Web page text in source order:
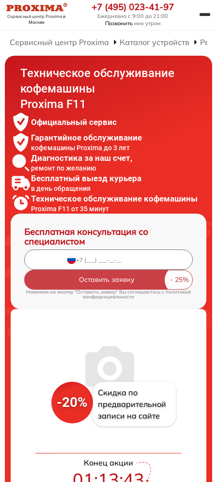
Сервисный центр Proximaв
Москве
+7 (495) 023-41-97
Ежедневно с 9:00 до 21:00
Позвонить мне утром
Сервисный центр Proxima Каталог устройств
Техническое обслуживание
кофемашины
Proxima F11
Официальный сервис
Гарантийное обслуживание
кофемашины Proxima до 3 лет
Диагностика за наш счет,
ремонт по желанию
Бесплатный выезд курьера
в день обращения
Техническое обслуживание кофемашины
Proxima F11 от 35 минут
Бесплатная консультация со
специалистом
Оставить заявку
Нажимая на кнопку "Оставить заявку" Вы соглашаетесь cполитикой
конфиденциальности
-20%
Скидка по
предварительной
записи на сайте
Конец акции